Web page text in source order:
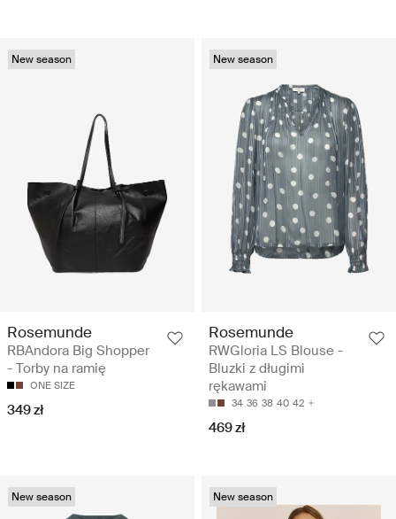
New season
Rosemunde
RBAndora Big Shopper
- Torby na ramię
ONE SIZE
349 zł
New season
Rosemunde
RWGloria LS Blouse -
Bluzki z długimi
rękawami
34 36 38 40 42
469 zł
New season New season